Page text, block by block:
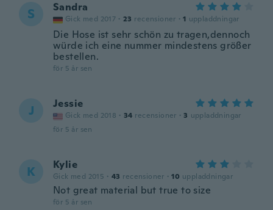
S Sandra
Gick med 2017 · 23 recensioner · 1 uppladdningar
Die Hose ist sehr schön zu tragen,dennoch
würde ich eine nummer mindestens größer
bestellen.
för 5 år sen
J Jessie
Gick med 2018 · 34 recensioner · 3 uppladdningar
för 5 år sen
K Kylie
Gick med 2015 · 43 recensioner · 10 uppladdningar
Not great material but true to size
för 5 år sen